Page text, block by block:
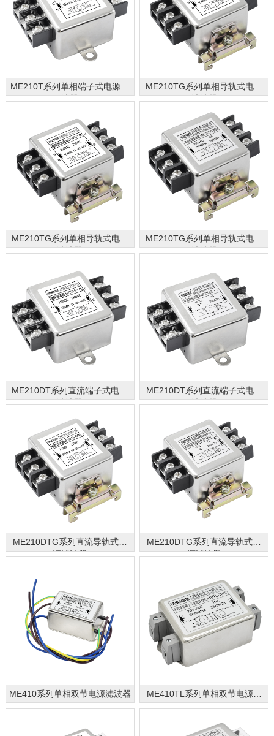
ME210T系列单相端子式电源滤
波器
ME210TG系列单相导轨式电源
滤波器
ME210TG系列单相导轨式电源
滤波器
ME210TG系列单相导轨式电源
滤波器
ME210DT系列直流端子式电源
滤波器
ME210DT系列直流端子式电源
滤波器
ME210DTG系列直流导轨式电
源滤波器
ME210DTG系列直流导轨式电
源滤波器
ME410系列单相双节电源滤波器
ME410TL系列单相双节电源滤
波器